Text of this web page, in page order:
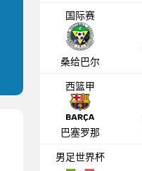
国际赛
桑给巴尔
西篮甲
巴塞罗那
男足世界杯